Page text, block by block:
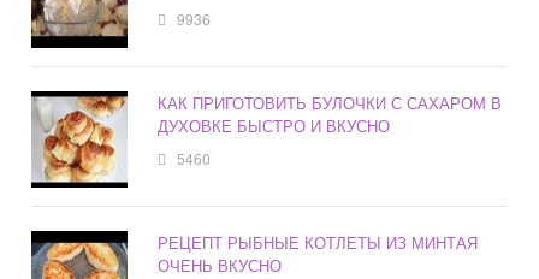
9936
КАК ПРИГОТОВИТЬ БУЛОЧКИ С САХАРОМ В
ДУХОВКЕ БЫСТРО И ВКУСНО
5460
РЕЦЕПТ РЫБНЫЕ КОТЛЕТЫ ИЗ МИНТАЯ
ОЧЕНЬ ВКУСНО